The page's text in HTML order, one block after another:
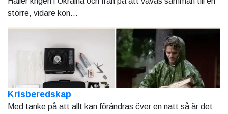
större, vidare kon...
Krisberedskap
Med tanke på att allt kan förändras över en natt så är det